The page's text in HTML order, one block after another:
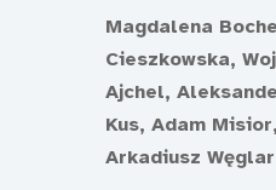
Magdalena
Cieszkowska,
Ajchel,
Kus, Adam
Arkadiusz